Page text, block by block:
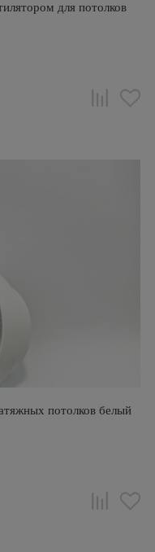
для потолков
потолков белый